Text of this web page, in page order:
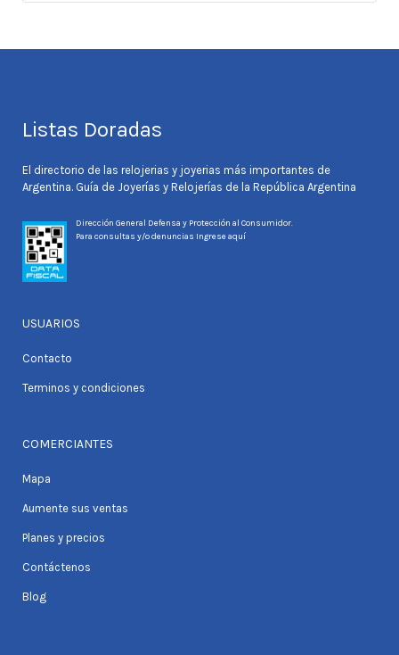
Listas Doradas
El directorio de las relojerias y joyerias más importantes de
Argentina. Guía de Joyerías y Relojerías de la República Argentina
Dirección General Defensa y Protección al Consumidor.
Para consultas y/o denuncias Ingrese aquí
USUARIOS
Contacto
Terminos y condiciones
COMERCIANTES
Mapa
Aumente sus ventas
Planes y precios
Contáctenos
Blog